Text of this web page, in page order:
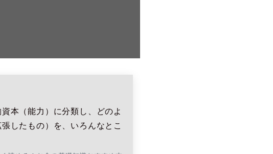
本（能力）に分類し、どのよ
したもの）を、いろんなとこ